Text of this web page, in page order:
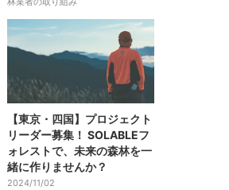
【東京・四国】プロジェクト
リーダー募集！ SOLABLEフ
ォレストで、未来の森林を一
緒に作りませんか？
2024/11/02